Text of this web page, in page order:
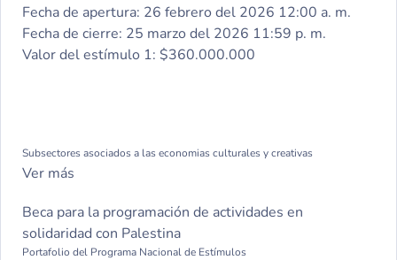
Fecha de apertura: 26 febrero del 2026 12:00 a. m.
Fecha de cierre: 25 marzo del 2026 11:59 p. m.
Valor del estímulo 1: $360.000.000
Subsectores asociados a las economias culturales y creativas
Ver más
Beca para la programación de actividades en
solidaridad con Palestina
Portafolio del Programa Nacional de Estímulos